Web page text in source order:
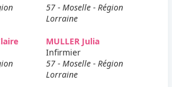
57 - Moselle - Région
Lorraine
MULLER Julia
Infirmier
57 - Moselle - Région
Lorraine